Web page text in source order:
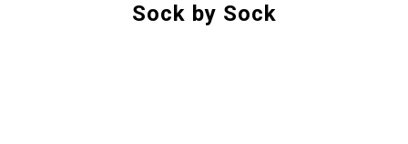
Sock by Sock